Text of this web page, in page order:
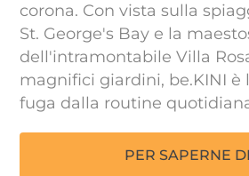
corona. Con vista sulla
St. George's Bay e la
dell'intramontabile Villa
magnifici giardini, be.KINI è
fuga dalla routine
PER SAPERNE